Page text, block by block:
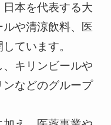
本を代表する大
や清涼飲料、医
ています。
キリンビールや
などのグループ